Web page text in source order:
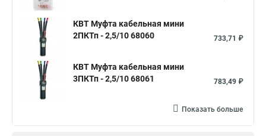
КВТ Муфта кабельная мини
2ПКТп - 2,5/10 68060
733,71 ₽
КВТ Муфта кабельная мини
3ПКТп - 2,5/10 68061
783,49 ₽
Показать больше